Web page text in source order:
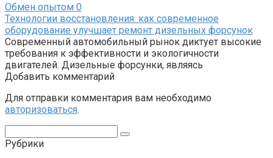
Обмен опытом 0
Технологии восстановления: как современное
оборудование улучшает ремонт дизельных форсунок
Современный автомобильный рынок диктует высокие
требования к эффективности и экологичности
двигателей. Дизельные форсунки, являясь
Добавить комментарий
Для отправки комментария вам необходимо
авторизоваться.
Рубрики